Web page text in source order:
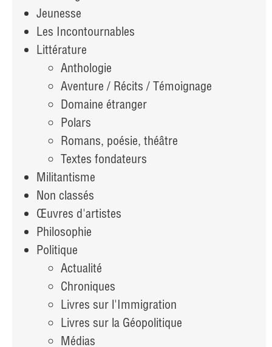
Jeunesse
Les Incontournables
Littérature
Anthologie
Aventure / Récits / Témoignage
Domaine étranger
Polars
Romans, poésie, théâtre
Textes fondateurs
Militantisme
Non classés
Œuvres d'artistes
Philosophie
Politique
Actualité
Chroniques
Livres sur l'Immigration
Livres sur la Géopolitique
Médias